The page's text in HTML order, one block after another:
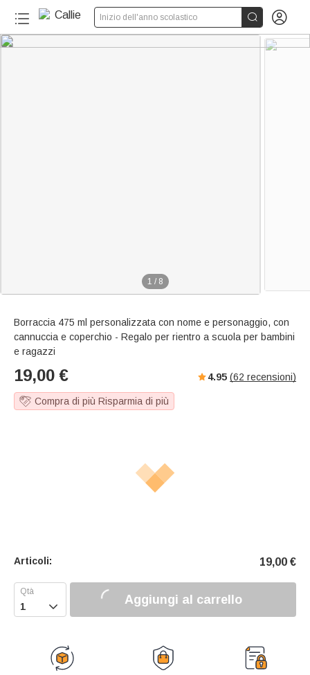
Inizio dell'anno scolastico  
1 / 8
Borraccia 475 ml personalizzata con nome e personaggio, con
cannuccia e coperchio - Regalo per rientro a scuola per bambini
e ragazzi
19,00 € 4.95 (62 recensioni)
Compra di più Risparmia di più
Articoli: 19,00 €
 Aggiungi al carrello